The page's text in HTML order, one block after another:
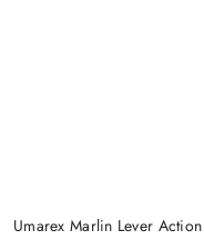
Umarex Marlin Lever